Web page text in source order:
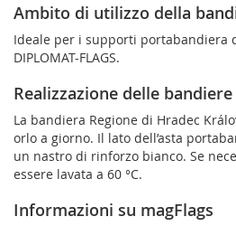
Ambito di utilizzo della
Ideale per i supporti portabandiera
DIPLOMAT-FLAGS.
Realizzazione delle bandiere
La bandiera Regione di Hradec
orlo a giorno. Il lato dell’asta
un nastro di rinforzo bianco. Se
essere lavata a 60 °C.
Informazioni su magFlags